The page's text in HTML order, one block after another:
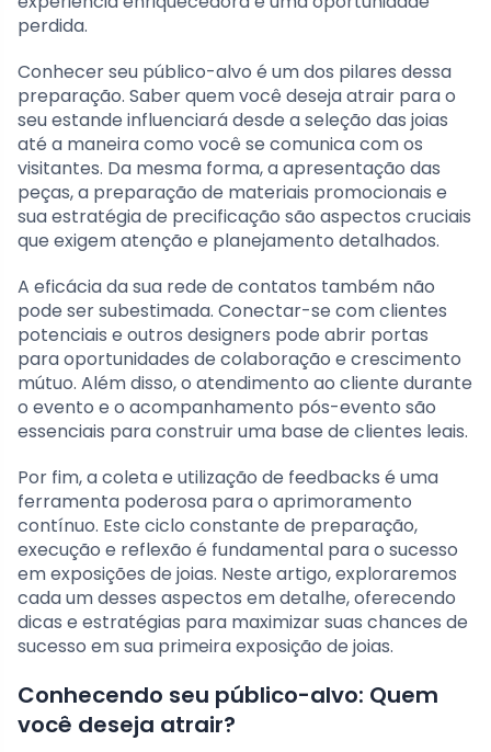
perdida.
Conhecer seu público-alvo é um dos pilares dessa
preparação. Saber quem você deseja atrair para o
seu estande influenciará desde a seleção das joias
até a maneira como você se comunica com os
visitantes. Da mesma forma, a apresentação das
peças, a preparação de materiais promocionais e
sua estratégia de precificação são aspectos cruciais
que exigem atenção e planejamento detalhados.
A eficácia da sua rede de contatos também não
pode ser subestimada. Conectar-se com clientes
potenciais e outros designers pode abrir portas
para oportunidades de colaboração e crescimento
mútuo. Além disso, o atendimento ao cliente durante
o evento e o acompanhamento pós-evento são
essenciais para construir uma base de clientes leais.
Por fim, a coleta e utilização de feedbacks é uma
ferramenta poderosa para o aprimoramento
contínuo. Este ciclo constante de preparação,
execução e reflexão é fundamental para o sucesso
em exposições de joias. Neste artigo, exploraremos
cada um desses aspectos em detalhe, oferecendo
dicas e estratégias para maximizar suas chances de
sucesso em sua primeira exposição de joias.
Conhecendo seu público-alvo: Quem
você deseja atrair?